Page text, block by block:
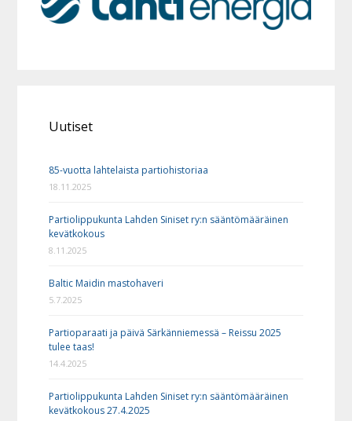
Uutiset
85-vuotta lahtelaista partiohistoriaa
18.11.2025
Partiolippukunta Lahden Siniset ry:n sääntömääräinen
kevätkokous
8.11.2025
Baltic Maidin mastohaveri
5.7.2025
Partioparaati ja päivä Särkänniemessä – Reissu 2025
tulee taas!
14.4.2025
Partiolippukunta Lahden Siniset ry:n sääntömääräinen
kevätkokous 27.4.2025